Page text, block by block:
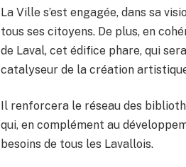
La Ville s’est engagée, dans sa
tous ses citoyens. De plus, en
de Laval, cet édifice phare, qui
catalyseur de la création
Il renforcera le réseau des
qui, en complément au
besoins de tous les Lavallois.